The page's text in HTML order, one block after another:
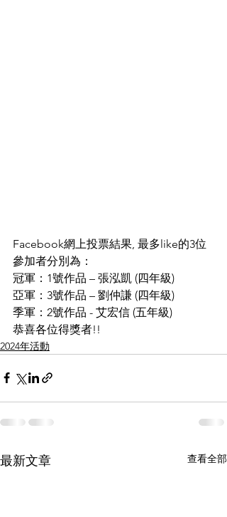
Facebook網上投票結果, 最多like的3位
參加者分別為：
冠軍：1號作品 – 張泓凱 (四年級)
亞軍：3號作品 – 劉仲謙 (四年級)
季軍：2號作品 - 艾宏信 (五年級)
恭喜各位得獎者!!
2024年活動
最新文章 查看全部